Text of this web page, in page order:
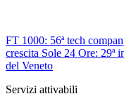
FT 1000: 56ª tech
crescita Sole 24 Ore: 29ª
del Veneto
Servizi attivabili